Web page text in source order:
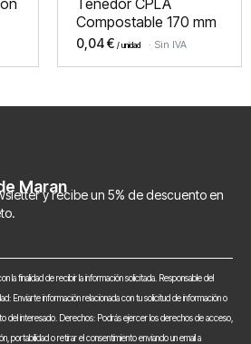
Tenedor CPLA
Compostable 170 mm
0,04€ Sin IVA
Marany recibe un 5% de descuento en
la finalidad de recibir la información solicitada. Responsable del
Enviarte información relacionada con tu solicitud de información o
del interesado. Derechos: Podrás ejercer los derechos de acceso,
portabilidad o retirar el consentimiento enviando un email a